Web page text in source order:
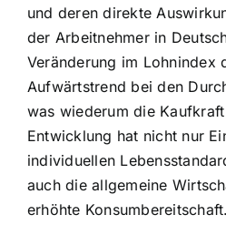
und deren direkte
der Arbeitnehmer in
Veränderung im Lohnindex
Aufwärtstrend bei den
was wiederum die
Entwicklung hat nicht nur
individuellen
auch die allgemeine
erhöhte